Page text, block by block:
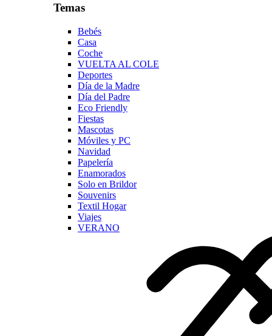
Temas
Bebés
Casa
Coche
VUELTA AL COLE
Deportes
Día de la Madre
Día del Padre
Eco Friendly
Fiestas
Mascotas
Móviles y PC
Navidad
Papelería
Enamorados
Solo en Brildor
Souvenirs
Textil Hogar
Viajes
VERANO